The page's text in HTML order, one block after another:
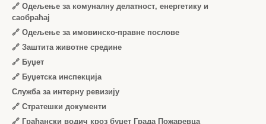
🔗 Одељење за комуналну делатност, енергетику и
саобраћај
🔗 Одељење за имовинско-правне послове
🔗 Заштита животне средине
🔗 Буџет
🔗 Буџетска инспекција
Служба за интерну ревизију
🔗 Стратешки документи
🔗 Грађански водич кроз буџет Града Пожаревца